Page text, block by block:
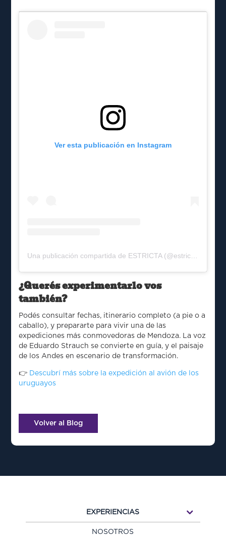
Ver esta publicación en Instagram
¿Querés experimentarlo vos
también?
Podés consultar fechas, itinerario completo (a pie o a
caballo), y prepararte para vivir una de las
expediciones más conmovedoras de Mendoza. La voz
de Eduardo Strauch se convierte en guía, y el paisaje
de los Andes en escenario de transformación.
👉 Descubrí más sobre la expedición al avión de los
uruguayos
Volver al Blog
EXPERIENCIAS
NOSOTROS